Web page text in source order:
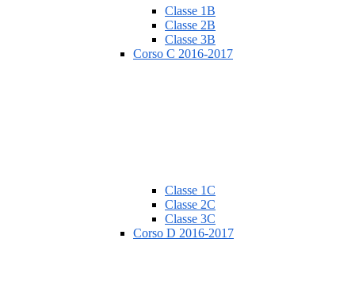
Classe 1B
Classe 2B
Classe 3B
Corso C 2016-2017
Classe 1C
Classe 2C
Classe 3C
Corso D 2016-2017